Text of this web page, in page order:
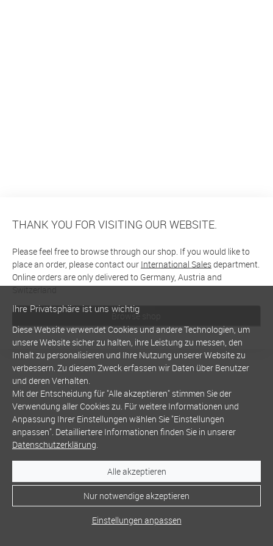
THANK YOU FOR VISITING OUR WEBSITE.
Please feel free to browse through our shop. If you would like to
place an order, please contact our International Salesdepartment.
Online orders are only delivered to Germany, Austria and
Switzerland
Browse shop
Ihre Privatsphäre ist uns wichtig
Diese Website verwendet Cookies und andere Technologien, um
unsere Website sicher zu halten, ihre Leistung zu messen, den
Inhalt zu personalisieren und Ihre Nutzung unserer Website zu
verbessern. Zu diesem Zweck erfassen wir Daten über Benutzer
und deren Verhalten.
Mit der Entscheidung für "Alle akzeptieren" stimmen Sie der
Verwendung aller Cookies zu. Für weitere Informationen und
Anpassung Ihrer Einstellungen wählen Sie "Einstellungen
anpassen". Detailliertere Informationen finden Sie in unserer
Datenschutzerklärung.
Alle akzeptieren
Nur notwendige akzeptieren
Einstellungen anpassen